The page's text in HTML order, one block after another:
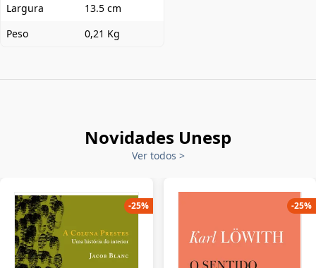
Largura
13.5 cm
Peso
0,21 Kg
Novidades Unesp
Ver todos >
-25% -25%